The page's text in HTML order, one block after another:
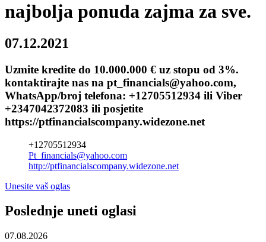
najbolja ponuda zajma za sve.
07.12.2021
Uzmite kredite do 10.000.000 € uz stopu od 3%.
kontaktirajte nas na pt_financials@yahoo.com,
WhatsApp/broj telefona: +12705512934 ili Viber
+2347042372083 ili posjetite
https://ptfinancialscompany.widezone.net
+12705512934
Pt_financials@yahoo.com
http://ptfinancialscompany.widezone.net
Unesite vaš oglas
Poslednje uneti oglasi
07.08.2026